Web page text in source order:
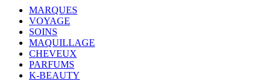
MARQUES
VOYAGE
SOINS
MAQUILLAGE
CHEVEUX
PARFUMS
K-BEAUTY